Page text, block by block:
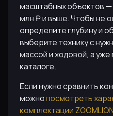
масштабных объектов
млн ₽ и выше. Чтобы не
определите глубину и
выберите технику с
массой и ходовой, а
каталоге.
Если нужно сравнить
можнопосмотреть
комплектации